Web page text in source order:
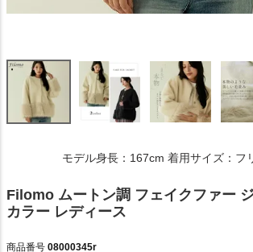
モデル身長：167cm 着用サイズ：フ
Filomo ムートン調 フェイクファー
カラー レディース
商品番号 08000345r